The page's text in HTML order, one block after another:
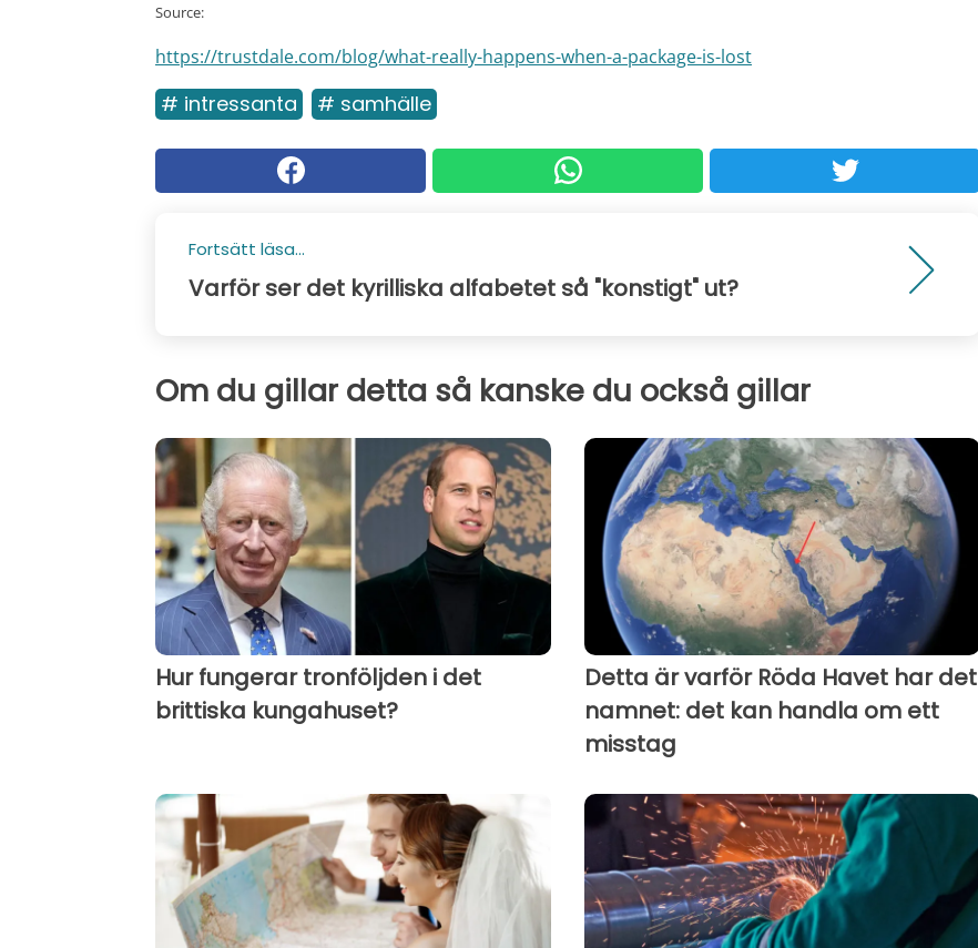
Source:
https://trustdale.com/blog/what-really-happens-when-a-package-is-lost
# intressanta # samhälle
Fortsätt läsa...
Varför ser det kyrilliska alfabetet så "konstigt" ut?
Om du gillar detta så kanske du också gillar
Hur fungerar tronföljden i det
brittiska kungahuset?
Detta är varför Röda Havet har det
namnet: det kan handla om ett
misstag